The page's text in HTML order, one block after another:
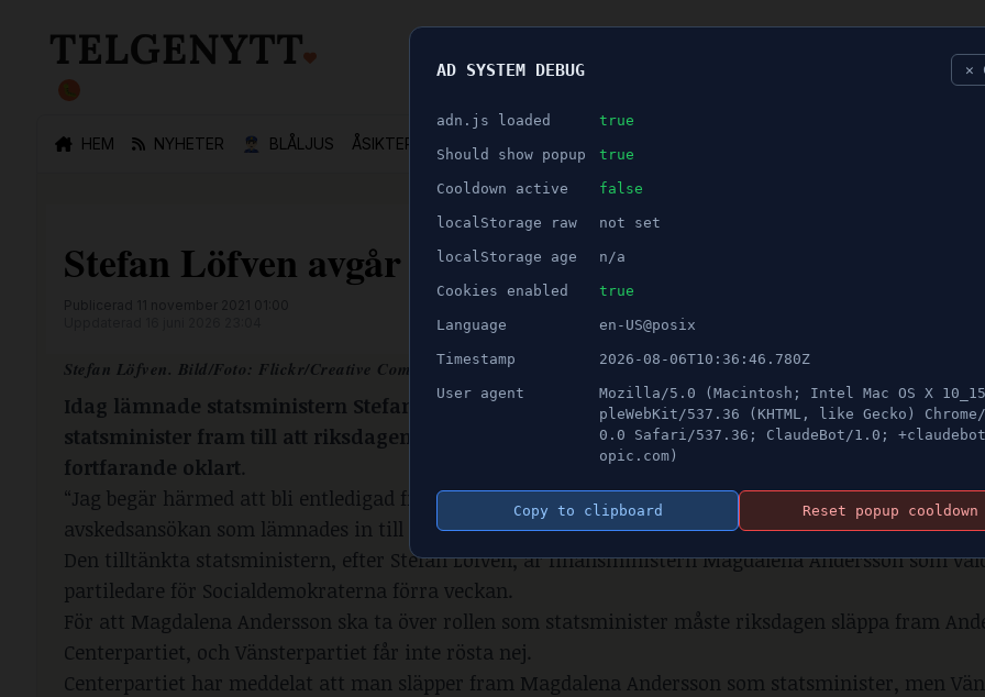
HEM NYHETER 👮🏻‍♂️ BLÅLJUS ÅSIKTER SPORT NÖJE
ANNONS
Stefan Löfven avgår - Har lämnat in sin
Stefan Löfven. Bild/Foto: Flickr/Creative Commons.
Idag lämnade statsministern Stefan Löfven in sin avskedsansökan, men han är fortfarande
statsminister fram till att riksdagen godkänt en ny ledare. När en nya statsministern tar över
fortfarande oklart.
“Jag begär härmed att bli entledigad från min befattning som statsminister” skriver Stefan Löfven i
avskedsansökan som lämnades in till riksdagen tidigare idag.
Den tilltänkta statsministern, efter Stefan Löfven, är finansministern Magdalena Andersson som
partiledare för Socialdemokraterna förra veckan.
För att Magdalena Andersson ska ta över rollen som statsminister måste riksdagen släppa fram
Centerpartiet, och Vänsterpartiet får inte rösta nej.
Centerpartiet har meddelat att man släpper fram Magdalena Andersson som statsminister, men
AD SYSTEM DEBUG ✕
adn.js loaded true
Should show popup true
Cooldown active false
localStorage raw not set
localStorage age n/a
Cookies enabled true
Language en-US@posix
Timestamp 2026-08-06T10:36:46.780Z
User agent
Mozilla/5.0 (Macintosh; Intel Mac OS X
pleWebKit/537.36 (KHTML, like Gecko)
0.0 Safari/537.36; ClaudeBot/1.0;
opic.com)
Copy to clipboard Reset popup cooldown